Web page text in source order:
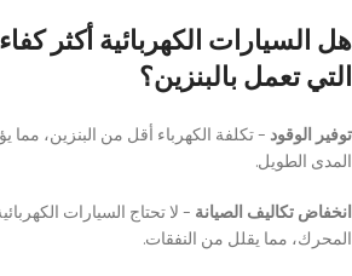
هل السيارات الكهربائية أكثر
التي تعمل بالبنزين؟
توفير الوقود – تكلفة الكهرباء أقل من البنزين، مما
المدى الطويل.
انخفاض تكاليف الصيانة – لا تحتاج السيارات
المحرك، مما يقلل من النفقات.